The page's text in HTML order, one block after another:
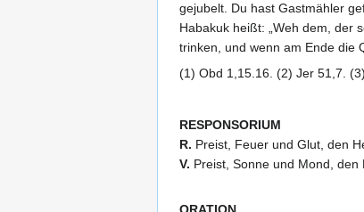
gejubelt. Du hast Gastmähler
Habakuk heißt: „Weh dem, der
trinken, und wenn am Ende die
(1) Obd 1,15.16. (2) Jer 51,7.
RESPONSORIUM
R. Preist, Feuer und Glut, den
V. Preist, Sonne und Mond,